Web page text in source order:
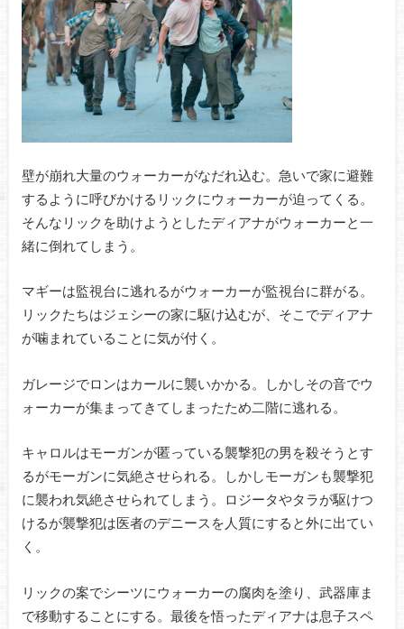
壁が崩れ大量のウォーカーがなだれ込む。急いで家に避難
するように呼びかけるリックにウォーカーが迫ってくる。
そんなリックを助けようとしたディアナがウォーカーと一
緒に倒れてしまう。
マギーは監視台に逃れるがウォーカーが監視台に群がる。
リックたちはジェシーの家に駆け込むが、そこでディアナ
が噛まれていることに気が付く。
ガレージでロンはカールに襲いかかる。しかしその音でウ
ォーカーが集まってきてしまったため二階に逃れる。
キャロルはモーガンが匿っている襲撃犯の男を殺そうとす
るがモーガンに気絶させられる。しかしモーガンも襲撃犯
に襲われ気絶させられてしまう。ロジータやタラが駆けつ
けるが襲撃犯は医者のデニースを人質にすると外に出てい
く。
リックの案でシーツにウォーカーの腐肉を塗り、武器庫ま
で移動することにする。最後を悟ったディアナは息子スペ